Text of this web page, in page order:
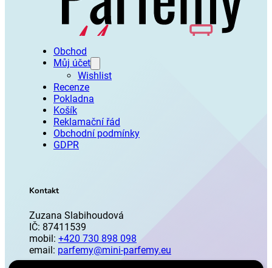
Obchod
Můj účet
Wishlist
Recenze
Pokladna
Košík
Reklamační řád
Obchodní podmínky
GDPR
Kontakt
Zuzana Slabihoudová
IČ: 87411539
mobil: +420 730 898 098
email: parfemy@mini-parfemy.eu